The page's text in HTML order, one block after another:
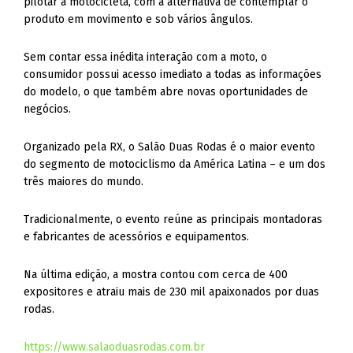
produto em movimento e sob vários ângulos.
Sem contar essa inédita interação com a moto, o
consumidor possui acesso imediato a todas as informações
do modelo, o que também abre novas oportunidades de
negócios.
Organizado pela RX, o Salão Duas Rodas é o maior evento
do segmento de motociclismo da América Latina – e um dos
três maiores do mundo.
Tradicionalmente, o evento reúne as principais montadoras
e fabricantes de acessórios e equipamentos.
Na última edição, a mostra contou com cerca de 400
expositores e atraiu mais de 230 mil apaixonados por duas
rodas.
https://www.salaoduasrodas.com.br